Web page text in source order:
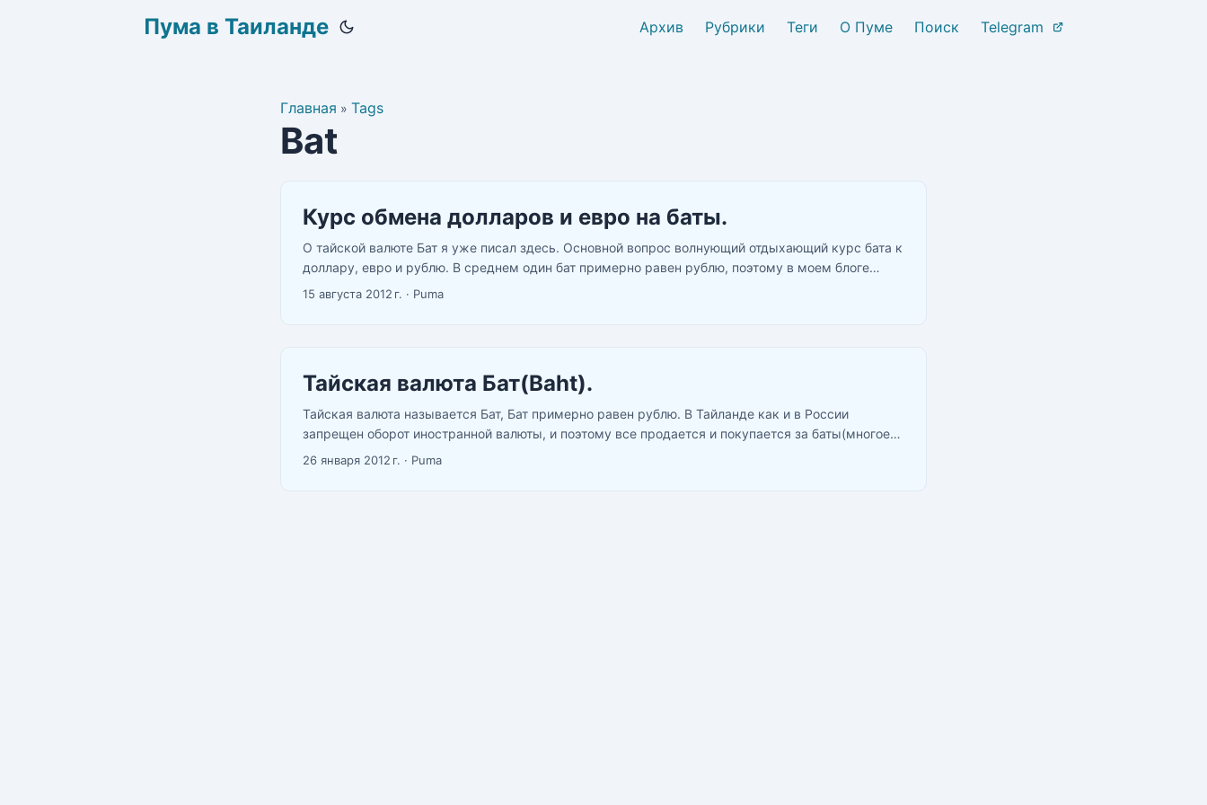
Пума в Таиланде Архив Рубрики Теги О Пуме Поиск Telegram
Главная » Tags
Bat
Курс обмена долларов и евро на баты.
О тайской валюте Бат я уже писал здесь. Основной вопрос волнующий отдыхающий курс бата к
доллару, евро и рублю. В среднем один бат примерно равен рублю, поэтому в моем блоге
иногда цены в рублях, иногда в батах. ...
15 августа 2012 г. · Puma
Тайская валюта Бат(Baht).
Тайская валюта называется Бат, Бат примерно равен рублю. В Тайланде как и в России
запрещен оборот иностранной валюты, и поэтому все продается и покупается за баты(многое
можно купить и за доллары, но не везде и не по выгодному курсу). Всюду в Тайланде стоят
26 января 2012 г. · Puma